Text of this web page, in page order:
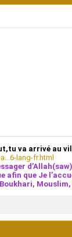
va arrivé au
lang-fr.html
afin que Je